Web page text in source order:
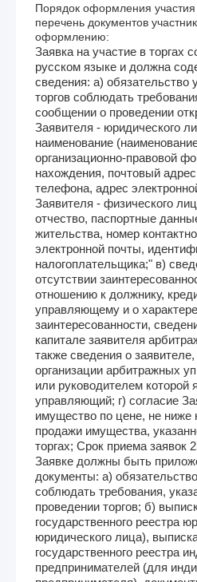
Порядок оформления участия
перечень документов
оформлению:
Заявка на участие в торгах
русском языке и должна
сведения: а) обязательство
торгов соблюдать
сообщении о проведении
Заявителя - юридического
наименование
организационно-правовой
нахождения, почтовый
телефона, адрес
Заявителя - физического
отчество, паспортные
жительства, номер
электронной почты,
налогоплательщика;" в)
отсутствии
отношению к должнику,
управляющему и о
заинтересованности,
капитале заявителя
также сведения о
организации арбитражных
или руководителем которой
управляющий; г) согласие
имущество по цене, не ниже
продажи имущества,
торгах; Срок приема заявок
Заявке должны быть
документы: а)
соблюдать требования,
проведении торгов; б)
государственного реестра
юридического лица),
государственного реестра
предпринимателей (для